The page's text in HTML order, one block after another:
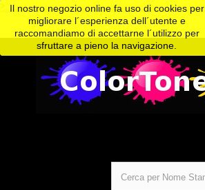
Il nostro negozio online fa uso di cookies per
migliorare l´esperienza dell´utente e
raccomandiamo di accettarne l´utilizzo per
sfruttare a pieno la navigazione.